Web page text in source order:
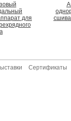
для
Сертификаты